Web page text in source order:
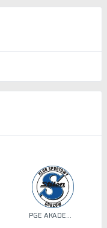
PGE AKADEMIA SIATKÓWKI STILON